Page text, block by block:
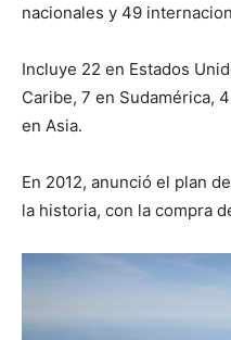
nacionales y 49
Incluye 22 en Estados
Caribe, 7 en Sudamérica,
en Asia.
En 2012, anunció el plan
la historia, con la compra